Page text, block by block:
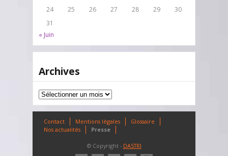
24
25 26 27 28 29
30
31
« Juin
Archives
Archives
Contact Mentions légales
Glossaire
Nos actualités
Presse
© Copyright - DASTRI